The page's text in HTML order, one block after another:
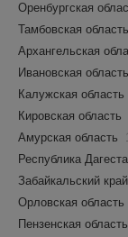
Оренбургская
Тамбовская область
Архангельская
Ивановская область
Калужская область
Кировская область
Амурская область
Республика
Забайкальский край
Орловская область
Пензенская область